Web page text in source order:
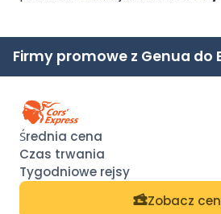
Firmy promowe z Genua do
Zobacz